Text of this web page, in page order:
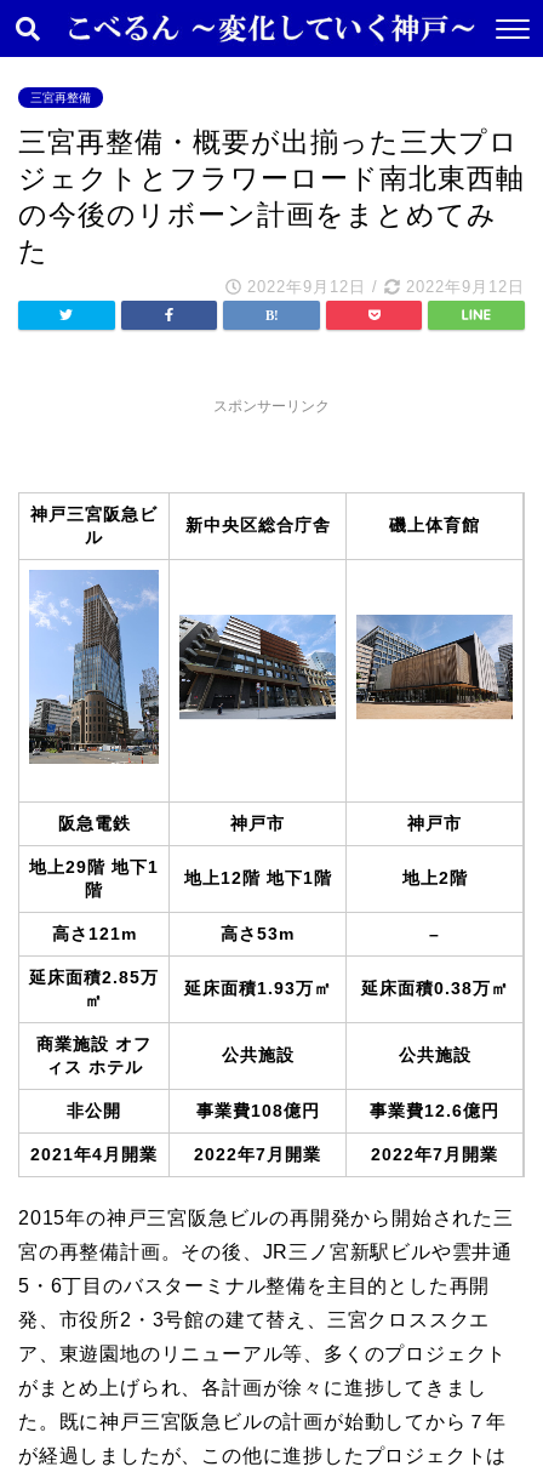
三宮再整備
三宮再整備・概要が出揃った三大プロ
ジェクトとフラワーロード南北東西軸
の今後のリボーン計画をまとめてみ
た
2022年9月12日 / 2022年9月12日
スポンサーリンク
神戸三宮阪急ビ
ル
新中央区総合庁舎 磯上体育館
阪急電鉄 神戸市 神戸市
地上29階 地下1
階
地上12階 地下1階 地上2階
高さ121m 高さ53m –
延床面積2.85万
㎡
延床面積1.93万㎡ 延床面積0.38万㎡
商業施設 オフ
ィス ホテル
公共施設 公共施設
非公開 事業費108億円 事業費12.6億円
2021年4月開業 2022年7月開業 2022年7月開業
2015年の神戸三宮阪急ビルの再開発から開始された三
宮の再整備計画。その後、JR三ノ宮新駅ビルや雲井通
5・6丁目のバスターミナル整備を主目的とした再開
発、市役所2・3号館の建て替え、三宮クロススクエ
ア、東遊園地のリニューアル等、多くのプロジェクト
がまとめ上げられ、各計画が徐々に進捗してきまし
た。既に神戸三宮阪急ビルの計画が始動してから７年
が経過しましたが、この他に進捗したプロジェクトは